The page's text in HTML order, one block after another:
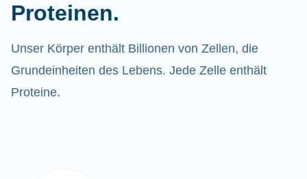
Proteinen.
Unser Körper enthält Billionen von Zellen, die
Grundeinheiten des Lebens. Jede Zelle enthält
Proteine.